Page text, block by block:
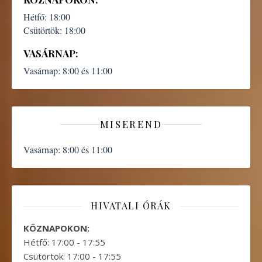
Hétfő: 18:00
Csütörtök: 18:00
VASÁRNAP:
Vasárnap: 8:00 és 11:00
MISEREND
Vasárnap: 8:00 és 11:00
HIVATALI ÓRÁK
KÖZNAPOKON:
Hétfő: 17:00 - 17:55
Csütörtök: 17:00 - 17:55